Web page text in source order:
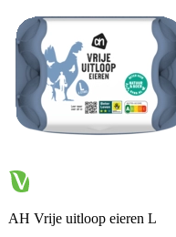
AH Vrije uitloop eieren L